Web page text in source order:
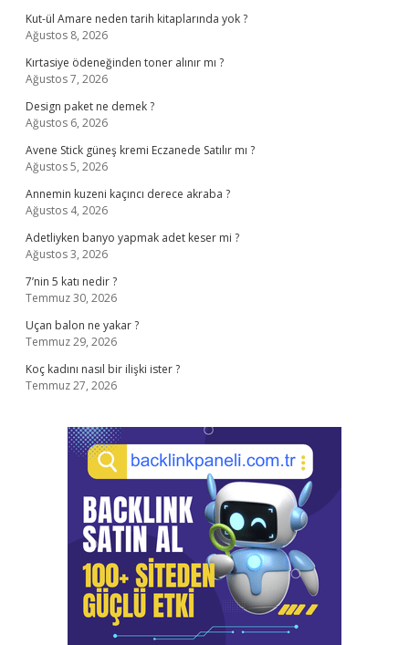
Kut-ül Amare neden tarih kitaplarında yok ?
Ağustos 8, 2026
Kırtasiye ödeneğinden toner alınır mı ?
Ağustos 7, 2026
Design paket ne demek ?
Ağustos 6, 2026
Avene Stick güneş kremi Eczanede Satılır mı ?
Ağustos 5, 2026
Annemin kuzeni kaçıncı derece akraba ?
Ağustos 4, 2026
Adetliyken banyo yapmak adet keser mi ?
Ağustos 3, 2026
7’nin 5 katı nedir ?
Temmuz 30, 2026
Uçan balon ne yakar ?
Temmuz 29, 2026
Koç kadını nasıl bir ilişki ister ?
Temmuz 27, 2026